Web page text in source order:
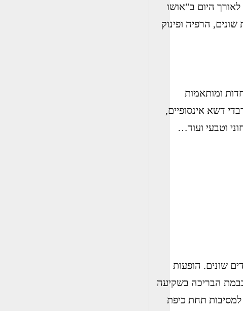
היום ב”אושו
הרפיה ופינוק
ומותאמות
דשא אינסופיים,
וטבעי ועוד…
שונים. הופעות
בבמת הבריכה בשקיעה
למסיבות תחת כיפת